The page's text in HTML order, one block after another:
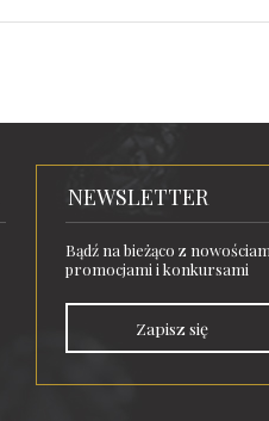
NEWSLETTER
Bądź na bieżąco z
promocjami i konkursami
Zapisz się